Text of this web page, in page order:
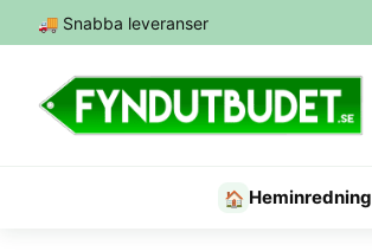
🚚 Snabba leveranser
🏠 Heminredning